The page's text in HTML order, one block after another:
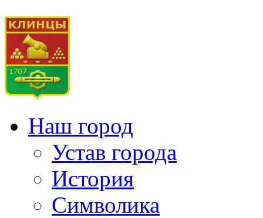
Наш город
Устав города
История
Символика